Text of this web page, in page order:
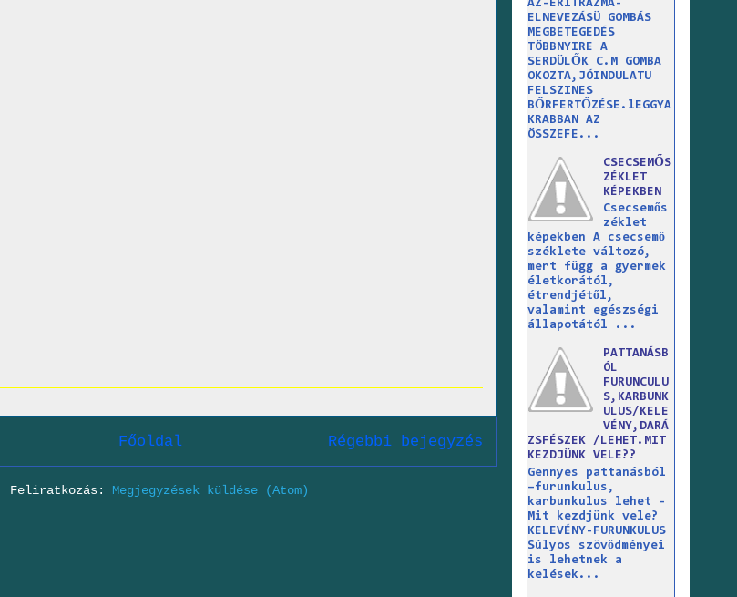
Régebbi bejegyzés
Főoldal
Feliratkozás: Megjegyzések küldése (Atom)
AZ-ERITRAZMA-
ELNEVEZÁSÜ GOMBÁS
MEGBETEGEDÉS
TÖBBNYIRE A
SERDÜLŐK C.M GOMBA
OKOZTA,JÓINDULATU
FELSZINES
BŐRFERTŐZÉSE.lEGGYA
KRABBAN AZ
ÖSSZEFE...
CSECSEMŐS
ZÉKLET
KÉPEKBEN
Csecsemős
zéklet
képekben A csecsemő
széklete változó,
mert függ a gyermek
életkorától,
étrendjétől,
valamint egészségi
állapotától ...
PATTANÁSB
ÓL
FURUNCULU
S,KARBUNK
ULUS/KELE
VÉNY,DARÁ
ZSFÉSZEK /LEHET.MIT
KEZDJÜNK VELE??
Gennyes pattanásból
–furunkulus,
karbunkulus lehet -
Mit kezdjünk vele?
KELEVÉNY-FURUNKULUS
Súlyos szövődményei
is lehetnek a
kelések...